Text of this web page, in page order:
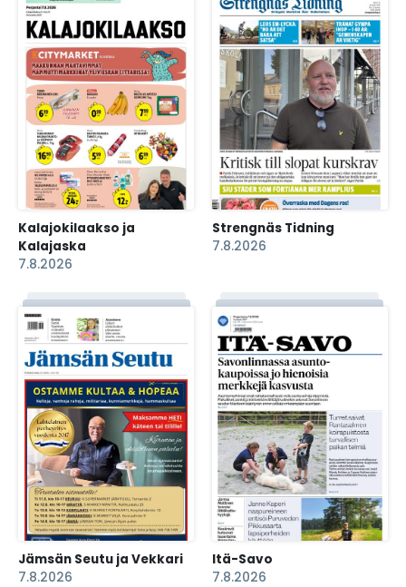
Kalajokilaakso ja
Kalajaska
7.8.2026
Strengnäs Tidning
7.8.2026
Jämsän Seutu ja Vekkari
7.8.2026
Itä-Savo
7.8.2026